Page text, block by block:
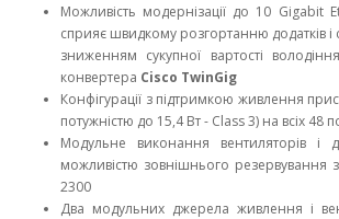
Можливість модернізації до 10 Gigabit
сприяє швидкому розгортанню додатків і
зниженням сукупної вартості
конвертера Cisco TwinGig
Конфігурації з підтримкою живлення
потужністю до 15,4 Вт - Class 3) на всіх 48
Модульне виконання вентиляторів
можливістю зовнішнього резервування
2300
Два модульних джерела живлення і